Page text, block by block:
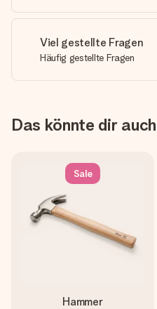
Viel gestellte Fragen
Häufig gestellte Fragen
Das könnte dir
Sale
Hammer